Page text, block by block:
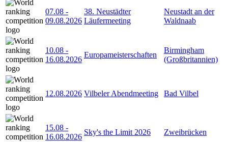
07.08 -
09.08.2026
38. Neustädter
Läufermeeting
Neustadt an der
Waldnaab
10.08 -
16.08.2026
Europameisterschaften
Birmingham
(Großbritannien)
12.08.2026 Vilbeler Abendmeeting Bad Vilbel
15.08 -
16.08.2026
Sky's the Limit 2026 Zweibrücken